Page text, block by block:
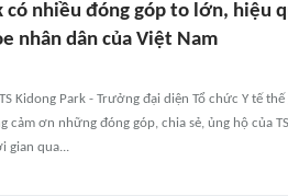
có nhiều đóng góp to lớn, hiệu
nhân dân của Việt Nam
Kidong Park - Trưởng đại diện Tổ chức Y tế thế
cảm ơn những đóng góp, chia sẻ, ủng hộ của TS
gian qua...